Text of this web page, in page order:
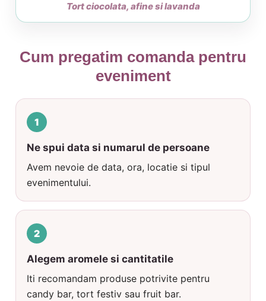
Tort ciocolata, afine si lavanda
Cum pregatim comanda pentru
eveniment
Ne spui data si numarul de persoane
Avem nevoie de data, ora, locatie si tipul
evenimentului.
Alegem aromele si cantitatile
Iti recomandam produse potrivite pentru
candy bar, tort festiv sau fruit bar.